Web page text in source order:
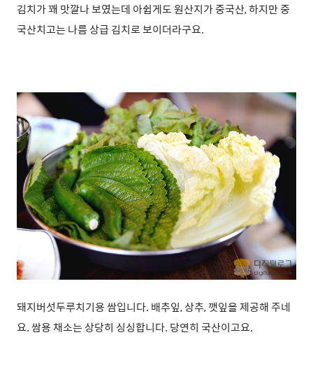
김치가 꽤 맛깔나 보였는데 아쉽게도 원산지가 중국산, 하지만 중
국산치고는 나름 상급 김치로 보이더라구요.
돼지버섯두루치기용 쌈입니다. 배추잎, 상추, 깻잎을 제공해 주네
요. 쌈용 채소는 상당히 싱싱합니다. 당연히 국산이고요.